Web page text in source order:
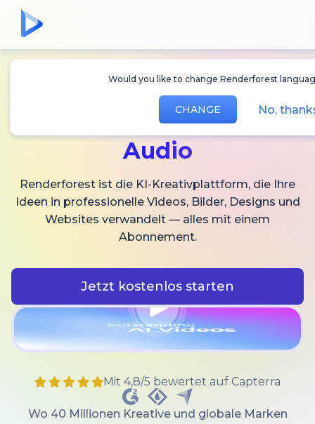
Would you like to change Renderforest
CHANGE No,
Erstellen SieKI-
Bilder und
Audio
Renderforest ist die KI-Kreativplattform, die Ihre
Ideen in professionelle Videos, Bilder, Designs und
Websites verwandelt — alles mit einem
Abonnement.
Jetzt kostenlos starten
Mit 4,8/5 bewertet auf Capterra
Wo 40 Millionen Kreative und globale Marken